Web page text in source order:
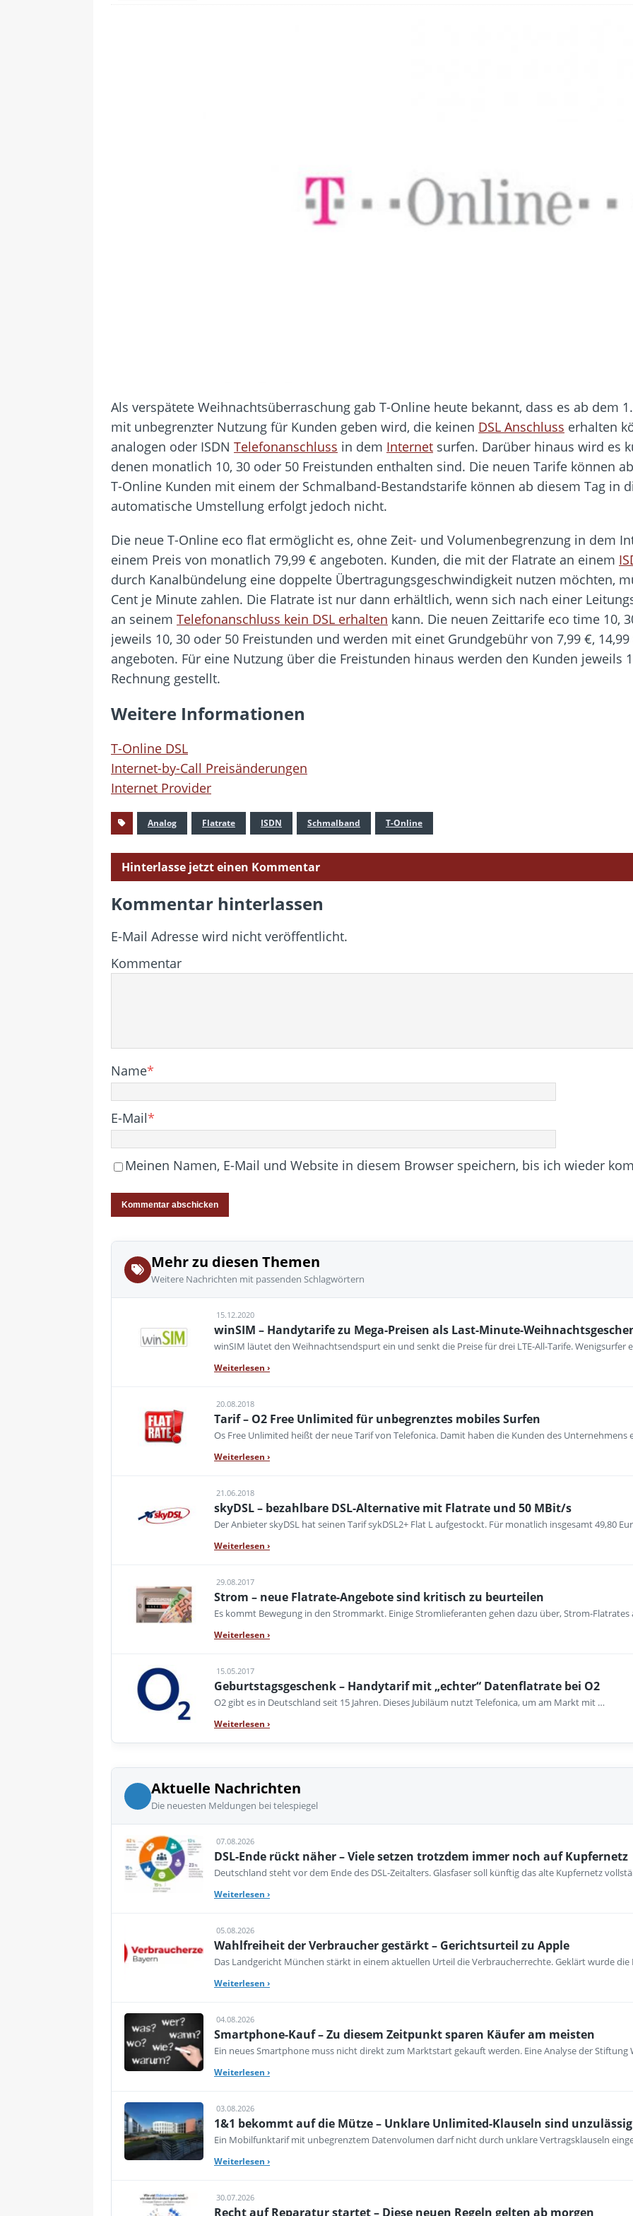
Als verspätete Weihnachtsüberraschung gab T-Online heute bekannt, dass es ab dem
mit unbegrenzter Nutzung für Kunden geben wird, die keinen DSL Anschluss erhalten
analogen oder ISDN Telefonanschluss in dem Internet surfen. Darüber hinaus wird es
denen monatlich 10, 30 oder 50 Freistunden enthalten sind. Die neuen Tarife können
T-Online Kunden mit einem der Schmalband-Bestandstarife können ab diesem Tag in
automatische Umstellung erfolgt jedoch nicht.
Die neue T-Online eco flat ermöglicht es, ohne Zeit- und Volumenbegrenzung in dem
einem Preis von monatlich 79,99 € angeboten. Kunden, die mit der Flatrate an einem
durch Kanalbündelung eine doppelte Übertragungsgeschwindigkeit nutzen möchten,
Cent je Minute zahlen. Die Flatrate ist nur dann erhältlich, wenn sich nach einer
an seinem Telefonanschluss kein DSL erhalten kann. Die neuen Zeittarife eco time 10,
jeweils 10, 30 oder 50 Freistunden und werden mit einet Grundgebühr von 7,99 €,
angeboten. Für eine Nutzung über die Freistunden hinaus werden den Kunden jeweils
Rechnung gestellt.
Weitere Informationen
T-Online DSL
Internet-by-Call Preisänderungen
Internet Provider
Analog Flatrate ISDN Schmalband T-Online
Hinterlasse jetzt einen Kommentar
Kommentar hinterlassen
E-Mail Adresse wird nicht veröffentlicht.
Kommentar
Name*
E-Mail*
Meinen Namen, E-Mail und Website in diesem Browser speichern, bis ich wieder
Mehr zu diesen Themen
Weitere Nachrichten mit passenden Schlagwörtern
15.12.2020
winSIM – Handytarife zu Mega-Preisen als Last-Minute-
winSIM läutet den Weihnachtsendspurt ein und senkt die Preise für drei LTE-All-Tarife. Wenigsurfer
Weiterlesen ›
20.08.2018
Tarif – O2 Free Unlimited für unbegrenztes mobiles Surfen
Os Free Unlimited heißt der neue Tarif von Telefonica. Damit haben die Kunden des Unternehmens
Weiterlesen ›
21.06.2018
skyDSL – bezahlbare DSL-Alternative mit Flatrate und 50 MBit/s
Der Anbieter skyDSL hat seinen Tarif sykDSL2+ Flat L aufgestockt. Für monatlich insgesamt 49,80
Weiterlesen ›
29.08.2017
Strom – neue Flatrate-Angebote sind kritisch zu beurteilen
Es kommt Bewegung in den Strommarkt. Einige Stromlieferanten gehen dazu über, Strom-
Weiterlesen ›
15.05.2017
Geburtstagsgeschenk – Handytarif mit „echter“ Datenflatrate bei O2
O2 gibt es in Deutschland seit 15 Jahren. Dieses Jubiläum nutzt Telefonica, um am Markt mit …
Weiterlesen ›
Aktuelle Nachrichten
Die neuesten Meldungen bei telespiegel
07.08.2026
DSL-Ende rückt näher – Viele setzen trotzdem immer noch auf Kupfernetz
Deutschland steht vor dem Ende des DSL-Zeitalters. Glasfaser soll künftig das alte Kupfernetz
Weiterlesen ›
05.08.2026
Wahlfreiheit der Verbraucher gestärkt – Gerichtsurteil zu Apple
Das Landgericht München stärkt in einem aktuellen Urteil die Verbraucherrechte. Geklärt wurde die
Weiterlesen ›
04.08.2026
Smartphone-Kauf – Zu diesem Zeitpunkt sparen Käufer am meisten
Ein neues Smartphone muss nicht direkt zum Marktstart gekauft werden. Eine Analyse der Stiftung
Weiterlesen ›
03.08.2026
1&1 bekommt auf die Mütze – Unklare Unlimited-Klauseln sind unzulässig
Ein Mobilfunktarif mit unbegrenztem Datenvolumen darf nicht durch unklare Vertragsklauseln
Weiterlesen ›
30.07.2026
Recht auf Reparatur startet – Diese neuen Regeln gelten ab morgen